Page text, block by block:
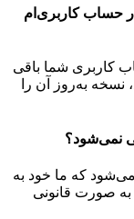
حساب‌ کاربری‌ام
کاربری شما باقی
نسخه به‌روز آن را
نمی‌شود؟
می‌شود که ما خود به
به صورت قانونی